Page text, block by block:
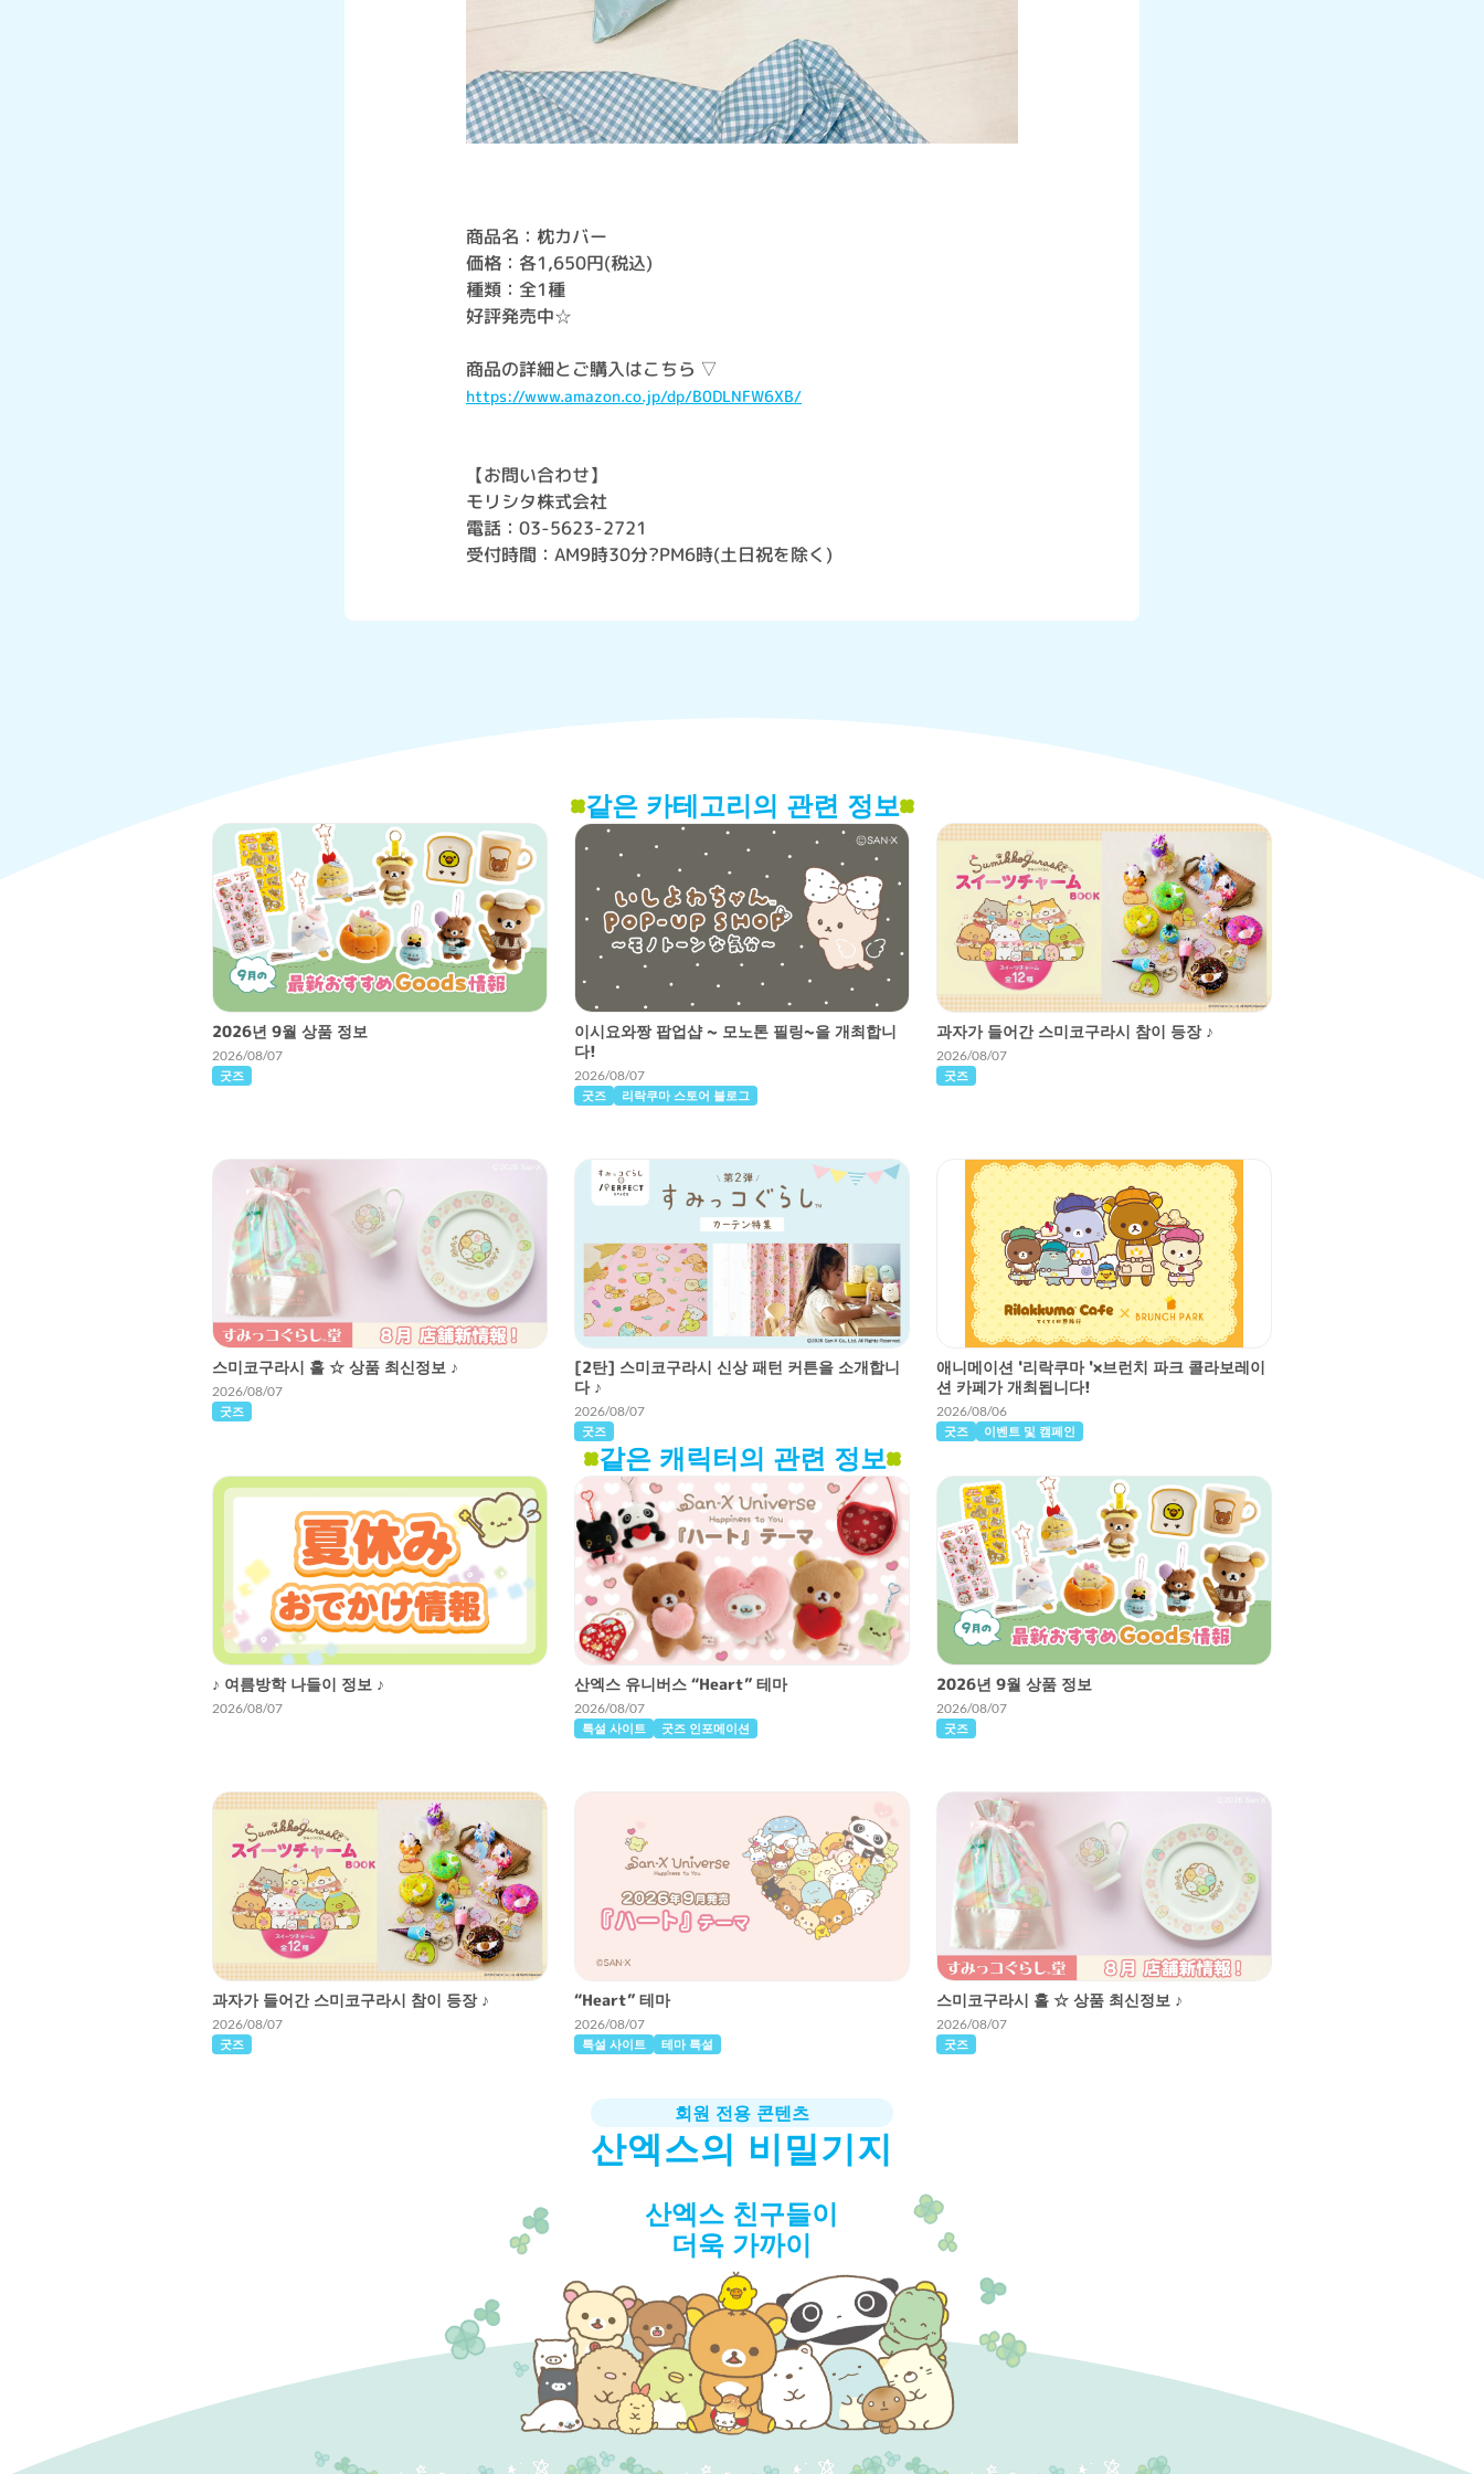
商品名：枕カバー
価格：各1,650円(税込)
種類：全1種
好評発売中☆
商品の詳細とご購入はこちら ▽
https://www.amazon.co.jp/dp/B0DLNFW6XB/
【お問い合わせ】
モリシタ株式会社
電話：03-5623-2721
受付時間：AM9時30分?PM6時(土日祝を除く)
같은 카테고리의 관련 정보
2026년 9월 상품 정보
2026/08/07
굿즈
이시요와짱 팝업샵 ~ 모노톤 필링~을 개최합니
다!
2026/08/07
굿즈 리락쿠마 스토어 블로그
과자가 들어간 스미코구라시 참이 등장 ♪
2026/08/07
굿즈
스미코구라시 홀 ☆ 상품 최신정보 ♪
2026/08/07
굿즈
[2탄] 스미코구라시 신상 패턴 커튼을 소개합니
다 ♪
2026/08/07
굿즈
애니메이션 '리락쿠마 '×브런치 파크 콜라보레이
션 카페가 개최됩니다!
2026/08/06
굿즈 이벤트 및 캠페인
같은 캐릭터의 관련 정보
♪ 여름방학 나들이 정보 ♪
2026/08/07
산엑스 유니버스 “Heart” 테마
2026/08/07
특설 사이트 굿즈 인포메이션
2026년 9월 상품 정보
2026/08/07
굿즈
과자가 들어간 스미코구라시 참이 등장 ♪
2026/08/07
굿즈
“Heart” 테마
2026/08/07
특설 사이트 테마 특설
스미코구라시 홀 ☆ 상품 최신정보 ♪
2026/08/07
굿즈
회원 전용 콘텐츠
산엑스의 비밀기지
산엑스 친구들이
더욱 가까이